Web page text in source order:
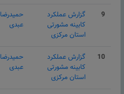
9
گزارش عملکرد
کابینه مشورتی
استان مرکزی
حمیدرضا
عبدی
10
گزارش عملکرد
کابینه مشورتی
استان مرکزی
حمیدرضا
عبدی